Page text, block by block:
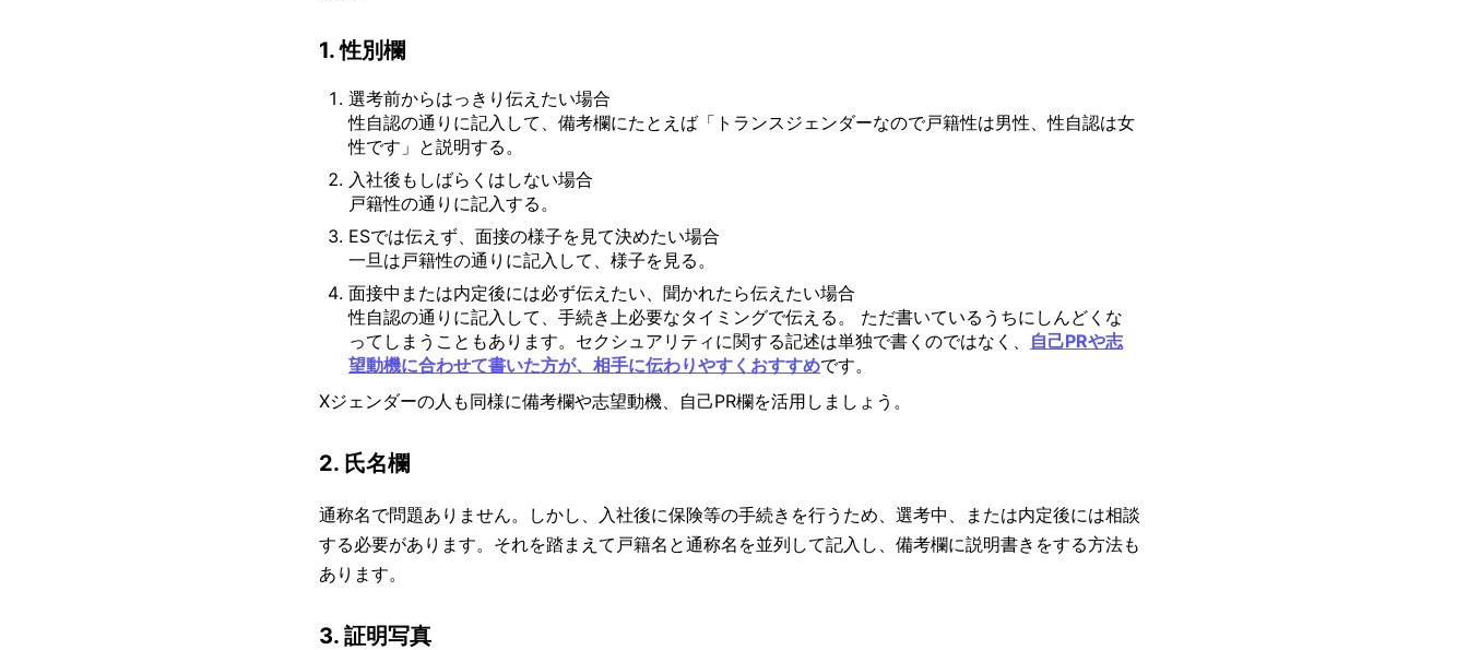
1. 性別欄
選考前からはっきり伝えたい場合
性自認の通りに記入して、備考欄にたとえば「トランスジェンダーなので戸籍性は男性、性自認は女
性です」と説明する。
入社後もしばらくはしない場合
戸籍性の通りに記入する。
ESでは伝えず、面接の様子を見て決めたい場合
一旦は戸籍性の通りに記入して、様子を見る。
面接中または内定後には必ず伝えたい、聞かれたら伝えたい場合
性自認の通りに記入して、手続き上必要なタイミングで伝える。 ただ書いているうちにしんどくな
ってしまうこともあります。セクシュアリティに関する記述は単独で書くのではなく、 自己PRや志
望動機に合わせて書いた方が、相手に伝わりやすくおすすめです。
Xジェンダーの人も同様に備考欄や志望動機、自己PR欄を活用しましょう。
2. 氏名欄
通称名で問題ありません。しかし、入社後に保険等の手続きを行うため、選考中、または内定後には相談
する必要があります。それを踏まえて戸籍名と通称名を並列して記入し、備考欄に説明書きをする方法も
あります。
3. 証明写真